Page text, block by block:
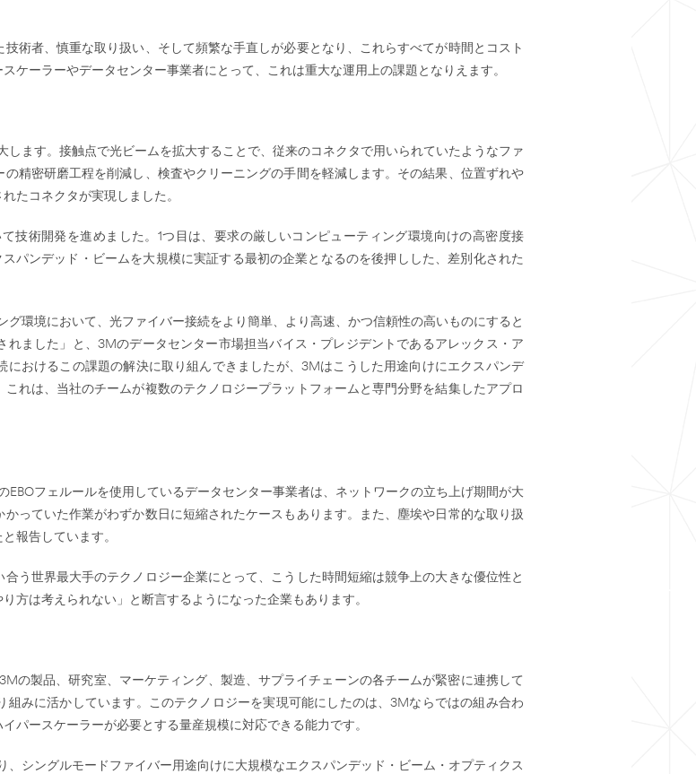
術者、慎重な取り扱い、そして頻繁な手直しが必要となり、これらすべてが時間とコスト
ケーラーやデータセンター事業者にとって、これは重大な運用上の課題となりえます。
ます。接触点で光ビームを拡大することで、従来のコネクタで用いられていたようなファ
精密研磨工程を削減し、検査やクリーニングの手間を軽減します。その結果、位置ずれや
たコネクタが実現しました。
技術開発を進めました。1つ目は、要求の厳しいコンピューティング環境向けの高密度接
パンデッド・ビームを大規模に実証する最初の企業となるのを後押しした、差別化された
グ環境において、光ファイバー接続をより簡単、より高速、かつ信頼性の高いものにすると
ました」と、3Mのデータセンター市場担当バイス・プレジデントであるアレックス・ア
おけるこの課題の解決に取り組んできましたが、3Mはこうした用途向けにエクスパンデ
れは、当社のチームが複数のテクノロジープラットフォームと専門分野を結集したアプロ
フェルールを使用しているデータセンター事業者は、ネットワークの立ち上げ期間が大
っていた作業がわずか数日に短縮されたケースもあります。また、塵埃や日常的な取り扱
報告しています。
う世界最大手のテクノロジー企業にとって、こうした時間短縮は競争上の大きな優位性と
方は考えられない」と断言するようになった企業もあります。
の製品、研究室、マーケティング、製造、サプライチェーンの各チームが緊密に連携して
みに活かしています。このテクノロジーを実現可能にしたのは、3Mならではの組み合わ
パースケーラーが必要とする量産規模に対応できる能力です。
シングルモードファイバー用途向けに大規模なエクスパンデッド・ビーム・オプティクス